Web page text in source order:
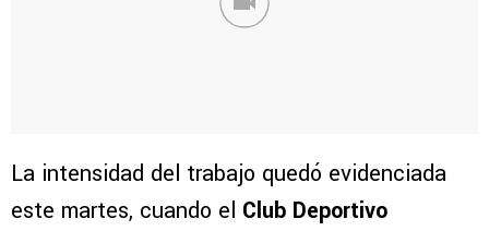
La intensidad del trabajo quedó evidenciada
este martes, cuando el Club Deportivo